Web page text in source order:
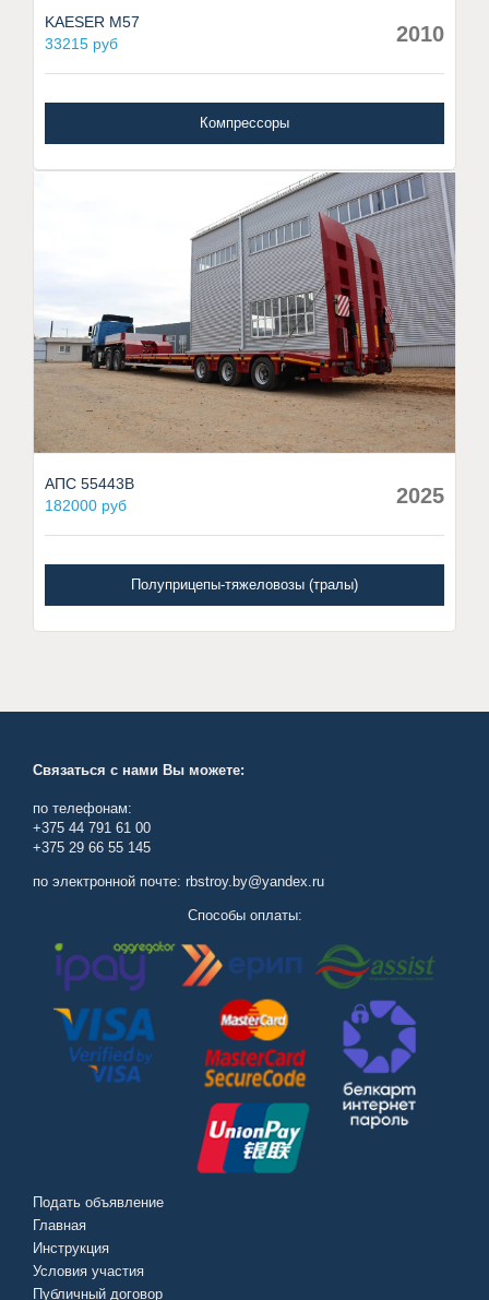
KAESER M57
33215 руб
2010
Компрессоры
АПС 55443В
182000 руб
2025
Полуприцепы-тяжеловозы (тралы)
Связаться с нами Вы можете:
по телефонам:
+375 44 791 61 00
+375 29 66 55 145
по электронной почте: rbstroy.by@yandex.ru
Способы оплаты:
Подать объявление
Главная
Инструкция
Условия участия
Публичный договор